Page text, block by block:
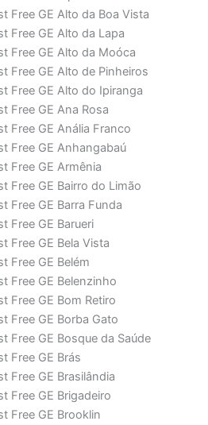
Free GE Alto da Boa Vista
Free GE Alto da Lapa
Free GE Alto da Moóca
Free GE Alto de Pinheiros
Free GE Alto do Ipiranga
Free GE Ana Rosa
Free GE Anália Franco
Free GE Anhangabaú
Free GE Armênia
Free GE Bairro do Limão
Free GE Barra Funda
Free GE Barueri
Free GE Bela Vista
Free GE Belém
Free GE Belenzinho
Free GE Bom Retiro
Free GE Borba Gato
Free GE Bosque da Saúde
Free GE Brás
Free GE Brasilândia
Free GE Brigadeiro
Free GE Brooklin